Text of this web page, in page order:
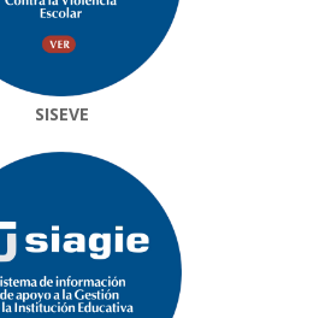
SISEVE